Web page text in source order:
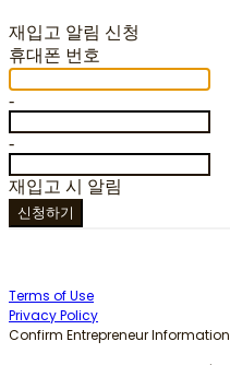
재입고 알림 신청
휴대폰 번호
-
-
재입고 시 알림
신청하기
Terms of Use
Privacy Policy
Confirm Entrepreneur Information